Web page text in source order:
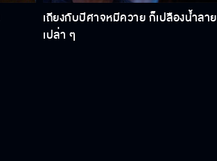
เถียงกับปีศาจหมีควาย ก็เปลืองน้ำลาย
เปล่า ๆ